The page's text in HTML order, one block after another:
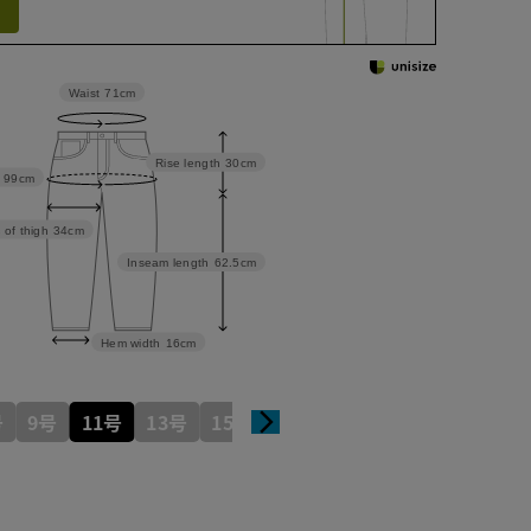
Inseam length 62.5cm
Rise length 30cm
Hem width 16cm
of thigh 34cm
99cm
Waist 71cm
9号 11号 13号 15号